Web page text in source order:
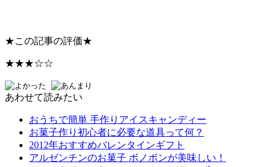
★この記事の評価★
★★★☆☆
あわせて読みたい
おうちで簡単 手作りアイスキャンディー
お菓子作り初心者に必要な道具って何？
2012年おすすめバレンタインギフト
アルゼンチンのお菓子 ボノボンが美味しい！